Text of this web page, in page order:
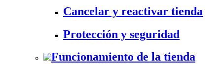
Cancelar y reactivar tienda
Protección y seguridad
Funcionamiento de la tienda